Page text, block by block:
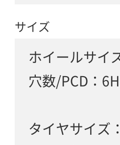
サイズ
ホイールサ
穴数/PCD：
タイヤサイ